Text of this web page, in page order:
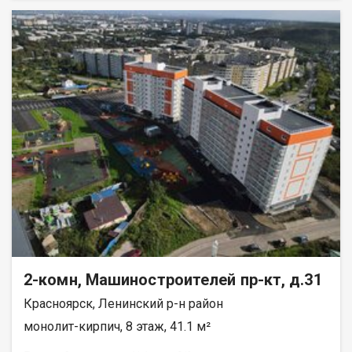
доступность до других районов города. Близость знаковых
мест отдыха, досуга и развлечений - заповедник «Столбы»,
Фанпарк «Бобровый лог» и парк флоры и фауны «Роев ручей».
Благоустроенная набережная протяженностью 1450 метров
вдоль реки Енисей и 500 метров вдоль реки Базаиха с
организованными спусками к воде и остановкой речного
пассажирского транспорта возле ледовой арены. Сеть
пешеходных и велосипедно-роликовых дорожек по всему
району. Бесшумные современные лифты. Наземные
автостоянки на 175 и 297 машино-мест.
2-комн, Машиностроителей пр-кт, д.31
Красноярск, Ленинский р-н район
монолит-кирпич, 8 этаж, 41.1 м²